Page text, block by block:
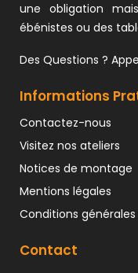
une obligation
ébénistes ou des
Des Questions ?
Informations
Contactez-nous
Visitez nos ateliers
Notices de montage
Mentions légales
Conditions
Contact